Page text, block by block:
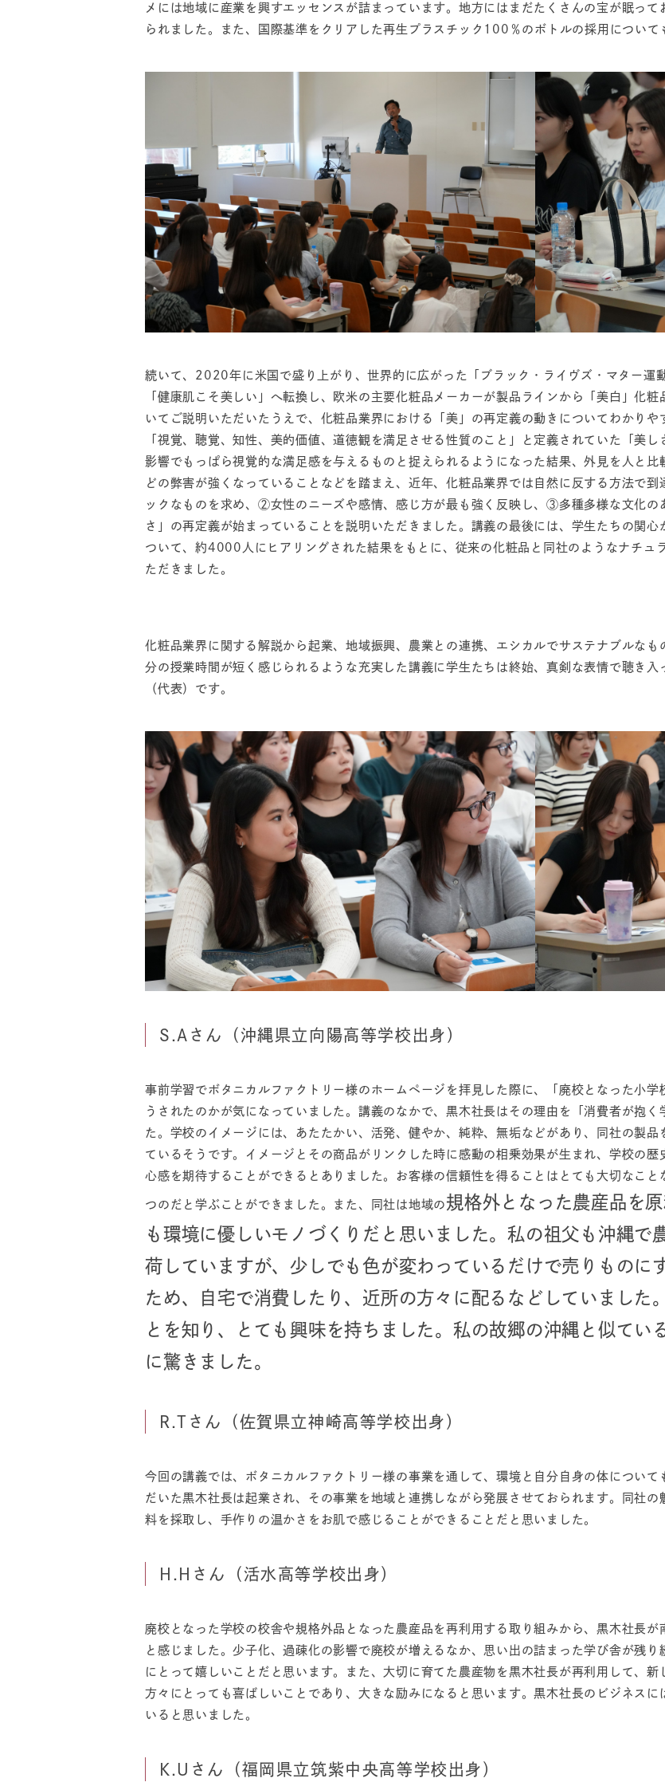
メには地域に産業を興すエッセンスが詰まっています。地方にはまだたくさんの宝が眠っ
られました。また、国際基準をクリアした再生プラスチック100％のボトルの採用について
続いて、2020年に米国で盛り上がり、世界的に広がった「ブラック・ライヴズ・マター運
「健康肌こそ美しい」へ転換し、欧米の主要化粧品メーカーが製品ラインから「美白」化
いてご説明いただいたうえで、化粧品業界における「美」の再定義の動きについてわかり
「視覚、聴覚、知性、美的価値、道徳観を満足させる性質のこと」と定義されていた「美
影響でもっぱら視覚的な満足感を与えるものと捉えられるようになった結果、外見を人と
どの弊害が強くなっていることなどを踏まえ、近年、化粧品業界では自然に反する方法で
ックなものを求め、②女性のニーズや感情、感じ方が最も強く反映し、③多種多様な文化の
さ」の再定義が始まっていることを説明いただきました。講義の最後には、学生たちの関
ついて、約4000人にヒアリングされた結果をもとに、従来の化粧品と同社のようなナチュ
ただきました。
化粧品業界に関する解説から起業、地域振興、農業との連携、エシカルでサステナブルな
分の授業時間が短く感じられるような充実した講義に学生たちは終始、真剣な表情で聴き
（代表）です。
S.Aさん（沖縄県立向陽高等学校出身）
事前学習でボタニカルファクトリー様のホームページを拝見した際に、「廃校となった小
うされたのかが気になっていました。講義のなかで、黒木社長はその理由を「消費者が抱
た。学校のイメージには、あたたかい、活発、健やか、純粋、無垢などがあり、同社の製
ているそうです。イメージとその商品がリンクした時に感動の相乗効果が生まれ、学校の
心感を期待することができるとありました。お客様の信頼性を得ることはとても大切なこ
つのだと学ぶことができました。また、同社は地域の 規格外となった農産品を
も環境に優しいモノづくりだと思いました。私の祖父も沖縄で
荷していますが、少しでも色が変わっているだけで売りものに
ため、自宅で消費したり、近所の方々に配るなどしていました
とを知り、とても興味を持ちました。私の故郷の沖縄と似てい
に驚きました。
R.Tさん（佐賀県立神崎高等学校出身）
今回の講義では、ボタニカルファクトリー様の事業を通して、環境と自分自身の体につい
だいた黒木社長は起業され、その事業を地域と連携しながら発展させておられます。同社
料を採取し、手作りの温かさをお肌で感じることができることだと思いました。
H.Hさん（活水高等学校出身）
廃校となった学校の校舎や規格外品となった農産品を再利用する取り組みから、黒木社長
と感じました。少子化、過疎化の影響で廃校が増えるなか、思い出の詰まった学び舎が残
にとって嬉しいことだと思います。また、大切に育てた農産物を黒木社長が再利用して、
方々にとっても喜ばしいことであり、大きな励みになると思います。黒木社長のビジネス
いると思いました。
K.Uさん（福岡県立筑紫中央高等学校出身）